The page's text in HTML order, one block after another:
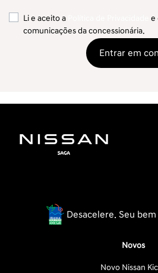
Li e aceito a
e
comunicações da concessionária.
Entrar em
Desacelere. Seu
Novos
Novo Nissan